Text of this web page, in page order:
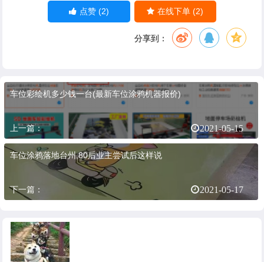
点赞(2) 在线下单 (2)
分享到：
车位彩绘机多少钱一台(最新车位涂鸦机器报价)
上一篇： 2021-05-15
车位涂鸦落地台州,80后业主尝试后这样说
下一篇： 2021-05-17